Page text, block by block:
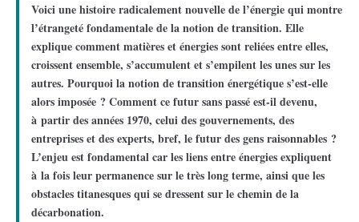
Voici une histoire radicalement nouvelle de l’énergie qui montre
l’étrangeté fondamentale de la notion de transition. Elle
explique comment matières et énergies sont reliées entre elles,
croissent ensemble, s’accumulent et s’empilent les unes sur les
autres. Pourquoi la notion de transition énergétique s’est-elle
alors imposée ? Comment ce futur sans passé est-il devenu,
à partir des années 1970, celui des gouvernements, des
entreprises et des experts, bref, le futur des gens raisonnables ?
L’enjeu est fondamental car les liens entre énergies expliquent
à la fois leur permanence sur le très long terme, ainsi que les
obstacles titanesques qui se dressent sur le chemin de la
décarbonation.